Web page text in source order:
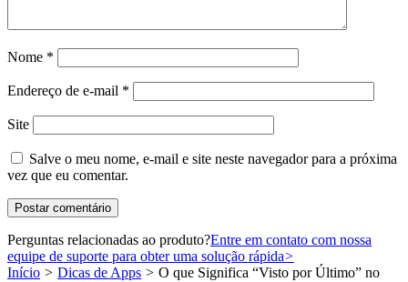
Nome *
Endereço de e-mail *
Site
Salve o meu nome, e-mail e site neste navegador para a próxima
vez que eu comentar.
Perguntas relacionadas ao produto?Entre em contato com nossa
equipe de suporte para obter uma solução rápida>
Início > Dicas de Apps > O que Significa “Visto por Último” no